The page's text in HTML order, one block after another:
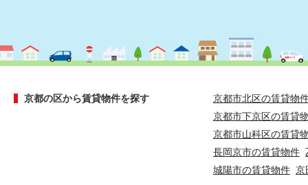
京都の区から賃貸物件を探す
京都市北区の賃貸物
京都市下京区の賃貸
京都市山科区の賃貸
長岡京市の賃貸物件
城陽市の賃貸物件 京